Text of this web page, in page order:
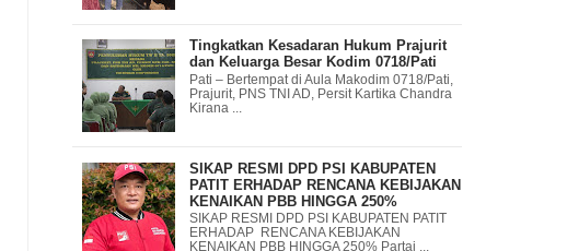
Tingkatkan Kesadaran Hukum Prajurit
dan Keluarga Besar Kodim 0718/Pati
Pati – Bertempat di Aula Makodim 0718/Pati,
Prajurit, PNS TNI AD, Persit Kartika Chandra
Kirana ...
SIKAP RESMI DPD PSI KABUPATEN
PATIT ERHADAP RENCANA KEBIJAKAN
KENAIKAN PBB HINGGA 250%
SIKAP RESMI DPD PSI KABUPATEN PATIT
ERHADAP RENCANA KEBIJAKAN
KENAIKAN PBB HINGGA 250% Partai ...